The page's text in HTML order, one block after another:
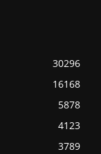
30296
16168
5878
4123
3789